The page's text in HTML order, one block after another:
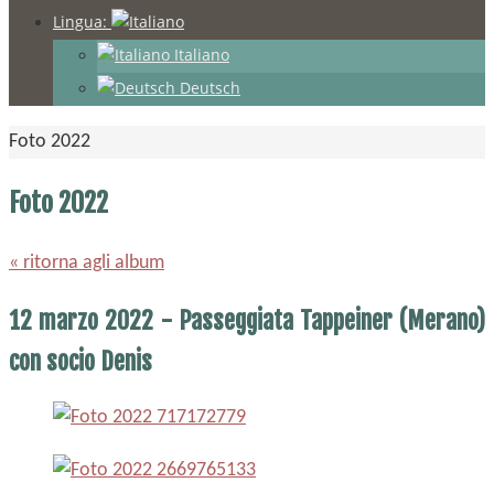
Lingua:
Italiano
Deutsch
Home
Foto 2022
Foto 2022
« ritorna agli album
12 marzo 2022 - Passeggiata Tappeiner (Merano)
con socio Denis